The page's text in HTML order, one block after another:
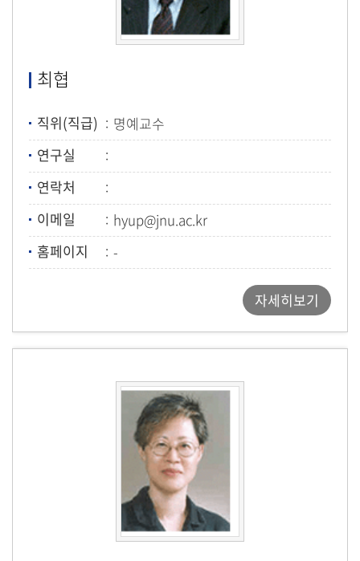
최협
직위(직급)
명예교수
연구실
연락처
이메일
hyup@jnu.ac.kr
홈페이지
-
자세히보기